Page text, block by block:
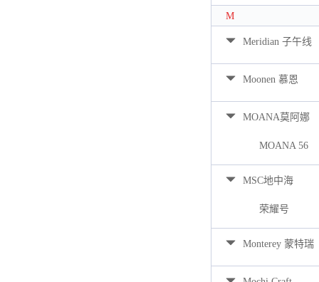
M
Meridian 子午线
Moonen 慕恩
MOANA莫阿娜
MOANA 56
MSC地中海
荣耀号
Monterey 蒙特瑞